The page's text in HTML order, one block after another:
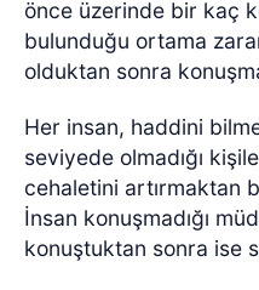
önce üzerinde bir kaç
bulunduğu ortama
olduktan sonra
Her insan, haddini
seviyede olmadığı
cehaletini artırmaktan
İnsan konuşmadığı
konuştuktan sonra ise